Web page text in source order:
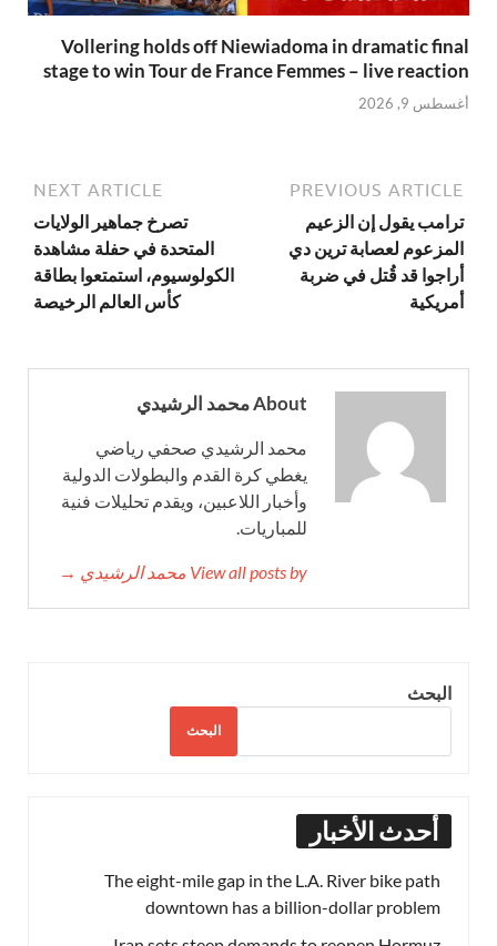
Vollering holds off Niewiadoma in dramatic final
stage to win Tour de France Femmes – live reaction
أغسطس 9, 2026
PREVIOUS ARTICLE
ترامب يقول إن الزعيم
المزعوم لعصابة ترين دي
أراجوا قد قُتل في ضربة
أمريكية
NEXT ARTICLE
تصرخ جماهير الولايات
المتحدة في حفلة مشاهدة
الكولوسيوم، استمتعوا بطاقة
كأس العالم الرخيصة
About محمد الرشيدي
محمد الرشيدي صحفي رياضي
يغطي كرة القدم والبطولات الدولية
وأخبار اللاعبين، ويقدم تحليلات فنية
للمباريات.
View all posts by محمد الرشيدي →
البحث
البحث
أحدث الأخبار
The eight-mile gap in the L.A. River bike path
downtown has a billion-dollar problem